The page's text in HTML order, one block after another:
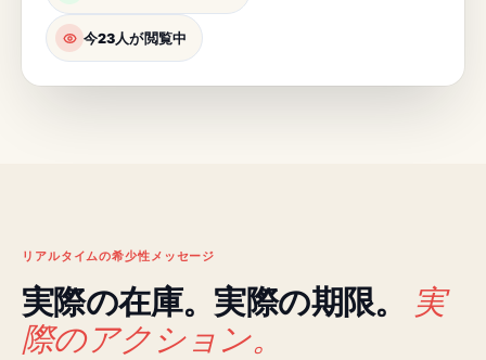
今23人が閲覧中
リアルタイムの希少性メッセージ
実際の在庫。実際の期限。 実
際のアクション。